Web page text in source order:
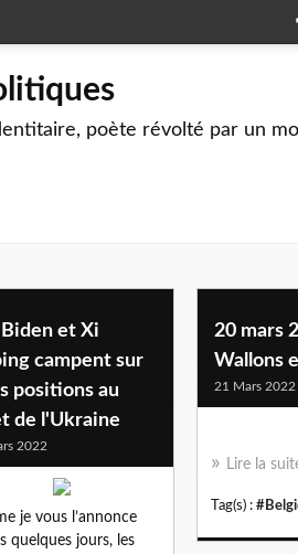
poète révolté par un
et Xi
campent sur
positions au
de l'Ukraine
2022
je vous l’annonce
quelques jours, les
20 mars
Wallons
21 Mars 2022
Lire la
Tag(s) :